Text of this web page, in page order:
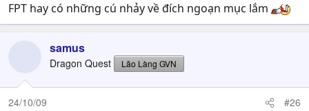
FPT hay có những cú nhảy về đích ngoạn mục lắm
samus
Dragon Quest Lão Làng GVN
24/10/09 #26